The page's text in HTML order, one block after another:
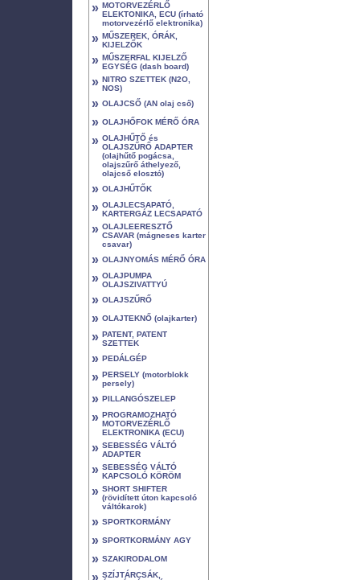
» MOTORVEZÉRLŐ
ELEKTONIKA, ECU (írható
motorvezérlő elektronika)
» MŰSZEREK, ÓRÁK,
KIJELZŐK
» MŰSZERFAL KIJELZŐ
EGYSÉG (dash board)
» NITRO SZETTEK (N2O,
NOS)
» OLAJCSŐ (AN olaj cső)
» OLAJHŐFOK MÉRŐ ÓRA
» OLAJHŰTŐ és
OLAJSZŰRŐ ADAPTER
(olajhűtő pogácsa,
olajszűrő áthelyező,
olajcső elosztó)
» OLAJHŰTŐK
» OLAJLECSAPATÓ,
KARTERGÁZ LECSAPATÓ
» OLAJLEERESZTŐ
CSAVAR (mágneses karter
csavar)
» OLAJNYOMÁS MÉRŐ ÓRA
» OLAJPUMPA
OLAJSZIVATTYÚ
» OLAJSZŰRŐ
» OLAJTEKNŐ (olajkarter)
» PATENT, PATENT
SZETTEK
» PEDÁLGÉP
» PERSELY (motorblokk
persely)
» PILLANGÓSZELEP
» PROGRAMOZHATÓ
MOTORVEZÉRLŐ
ELEKTRONIKA (ECU)
» SEBESSÉG VÁLTÓ
ADAPTER
» SEBESSÉG VÁLTÓ
KAPCSOLÓ KÖRÖM
» SHORT SHIFTER
(rövidített úton kapcsoló
váltókarok)
» SPORTKORMÁNY
» SPORTKORMÁNY AGY
» SZAKIRODALOM
» SZÍJTÁRCSÁK,